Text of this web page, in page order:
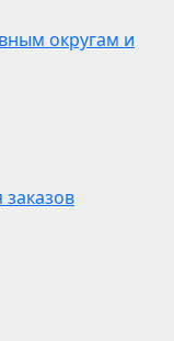
округам и
заказов